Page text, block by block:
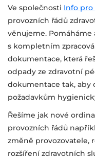
Ve společnosti Info pro
provozních řádů
věnujeme.
s kompletním
dokumentace, která
odpady ze zdravotní
dokumentace tak, aby
požadavkům
Řešíme jak nové
provozních řádů
změně provozovatele,
rozšíření zdravotních